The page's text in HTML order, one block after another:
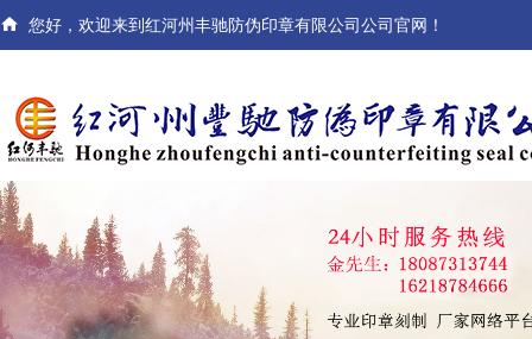
 您好，欢迎来到红河州丰驰防伪印章有限公司公司官网！